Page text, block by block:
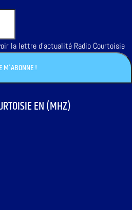
la lettre d'actualité Radio Courtoisie
EN (MHZ)